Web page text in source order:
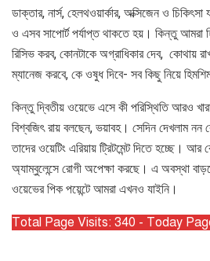
ডাক্তার, নার্স, হেলথওয়ার্কার, অক্সিজেন ও
ও এসব সাপোর্ট পর্যাপ্ত থাকতে হয়। কিন্তু আমরা
রিসিভ করব, কোনটাকে অগ্রাধিকার দেব, কোথায়
ম্যানেজ করবে, কে ওষুধ দিবে- সব কিছু নিয়ে
কিন্তু দ্বিতীয় ওয়েভে এসে কী পরিস্থিতি আরও
বিশ্বজিৎ রায় বলছেন, ভয়াবহ। সেদিন দেখলাম নন
তাদের ওয়েটিং এরিয়ায় ট্রিটমেন্ট দিতে হচ্ছে।
অ্যাম্বুলেন্সে রোগী অপেক্ষা করছে। এ অবস্থা
ওয়েভের পিক পয়েন্টে আমরা এখনও যাইনি।
Total Page Visits: 340 - Today